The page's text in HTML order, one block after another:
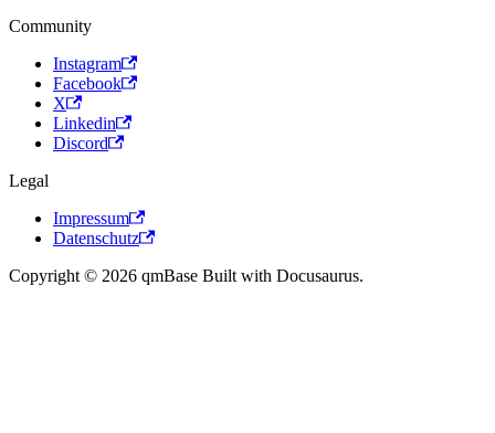
Community
Instagram
Facebook
X
Linkedin
Discord
Legal
Impressum
Datenschutz
Copyright © 2026 qmBase Built with Docusaurus.